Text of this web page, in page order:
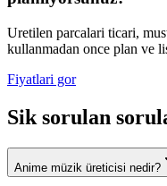
Uretilen parcalari ticari,
kullanmadan once plan ve
Fiyatlari gor
Sik sorulan
Anime müzik üreticisi nedir?